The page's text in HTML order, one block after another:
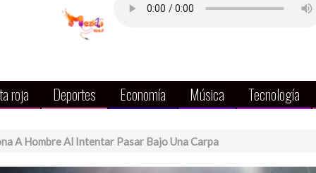
roja Deportes Economía Música Tecnología
A Hombre Al Intentar Pasar Bajo Una Carpa